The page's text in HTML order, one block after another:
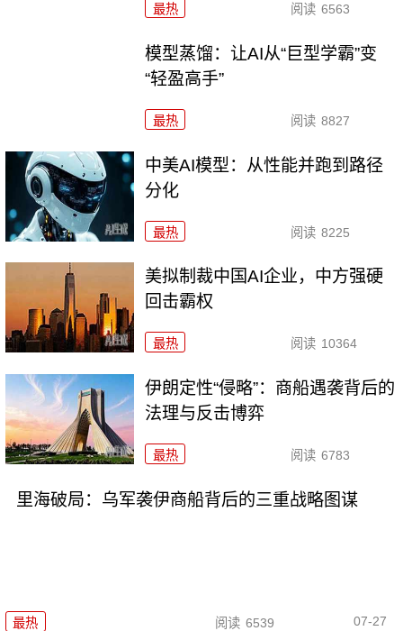
最热 阅读 6563
模型蒸馏：让AI从“巨型学霸”变
“轻盈高手”
最热 阅读 8827
中美AI模型：从性能并跑到路径
分化
最热 阅读 8225
美拟制裁中国AI企业，中方强硬
回击霸权
最热 阅读 10364
伊朗定性“侵略”：商船遇袭背后的
法理与反击博弈
最热 阅读 6783
里海破局：乌军袭伊商船背后的三重战略图谋
最热 阅读 6539 07-27